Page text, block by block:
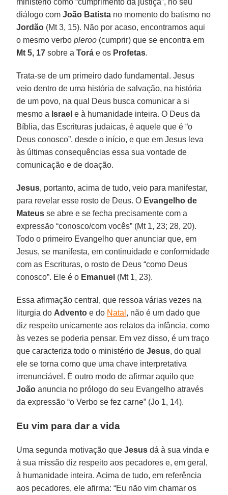
diálogo comJoão Batista no momento do batismo no
Jordão (Mt 3, 15). Não por acaso, encontramos aqui
o mesmo verbopleroo (cumprir) que se encontra em
Mt 5, 17 sobre aTorá e os Profetas.
Trata-se de um primeiro dado fundamental. Jesus
veio dentro de uma história de salvação, na história
de um povo, na qual Deus busca comunicar a si
mesmo a Israel e à humanidade inteira. O Deus da
Bíblia, das Escrituras judaicas, é aquele que é “o
Deus conosco”, desde o início, e que em Jesus leva
às últimas consequências essa sua vontade de
comunicação e de doação.
Jesus, portanto, acima de tudo, veio para manifestar,
para revelar esse rosto de Deus. O Evangelho de
Mateus se abre e se fecha precisamente com a
expressão “conosco/com vocês” (Mt 1, 23; 28, 20).
Todo o primeiro Evangelho quer anunciar que, em
Jesus, se manifesta, em continuidade e conformidade
com as Escrituras, o rosto de Deus “como Deus
conosco”. Ele é o Emanuel (Mt 1, 23).
Essa afirmação central, que ressoa várias vezes na
liturgia do Advento e do Natal , não é um dado que
diz respeito unicamente aos relatos da infância, como
às vezes se poderia pensar. Em vez disso, é um traço
que caracteriza todo o ministério deJesus, do qual
ele se torna como que uma chave interpretativa
irrenunciável. É outro modo de afirmar aquilo que
João anuncia no prólogo do seu Evangelho através
da expressão “o Verbo se fez carne” (Jo 1, 14).
Eu vim para dar a vida
Uma segunda motivação queJesus dá à sua vinda e
à sua missão diz respeito aos pecadores e, em geral,
à humanidade inteira. Acima de tudo, em referência
aos pecadores, ele afirma: “Eu não vim chamar os